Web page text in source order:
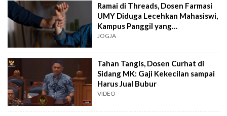
Ramai di Threads, Dosen Farmasi
UMY Diduga Lecehkan Mahasiswi,
Kampus Panggil yang
Bersangkutan
JOGJA
Tahan Tangis, Dosen Curhat di
Sidang MK: Gaji Kekecilan sampai
Harus Jual Bubur
VIDEO